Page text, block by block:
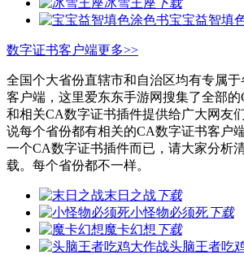
宝宝益智填
数字证书客户端更多>>
全国个大省份直辖市和自治区均有专属
客户端，这里爱东东手游网搜集了全部
和相关CA数字证书插件提供给广大网友
说每个省份都有相关的CA数字证书客户
一个CA数字证书插件而已，请大家分析
载。每个省份都不一样。
末日之战下载
小怪物必须死下载
魔卡幻想 下载
头脑王者吃